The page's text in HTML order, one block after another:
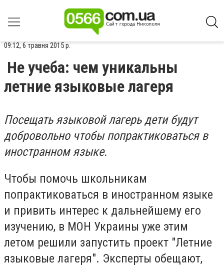
09:12, 6 травня 2015 р.
Не учеба: чем уникальны
летние языковые лагеря
Посещать языковой лагерь дети будут
добровольно чтобы попрактиковаться в
иностранном языке.
Чтобы помочь школьникам
попрактиковаться в иностранном языке
и привить интерес к дальнейшему его
изучению, в МОН Украины уже этим
летом решили запустить проект "Летние
языковые лагеря". Эксперты обещают,